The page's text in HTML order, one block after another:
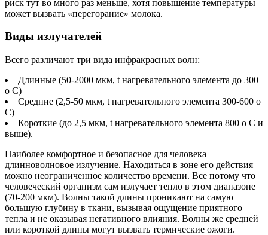
риск тут во много раз меньше, хотя повышение температуры
может вызвать «перегорание» молока.
Виды излучателей
Всего различают три вида инфракрасных волн:
Длинные (50-2000 мкм, t нагревательного элемента до 300
о С)
Средние (2,5-50 мкм, t нагревательного элемента 300-600 о
С)
Короткие (до 2,5 мкм, t нагревательного элемента 800 о С и
выше).
Наиболее комфортное и безопасное для человека
длинноволновое излучение. Находиться в зоне его действия
можно неограниченное количество времени. Все потому что
человеческий организм сам излучает тепло в этом диапазоне
(70-200 мкм). Волны такой длины проникают на самую
большую глубину в ткани, вызывая ощущение приятного
тепла и не оказывая негативного влияния. Волны же средней
или короткой длины могут вызвать термические ожоги.